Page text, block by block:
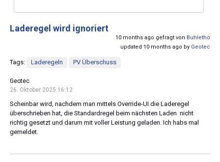
Laderegel wird ignoriert
10 months ago gefragt von Buhletho
updated 10 months ago by Geotec
Tags: Laderegeln PV Überschuss
Geotec
26. Oktober 2025 16:12
Scheinbar wird, nachdem man mittels Override-UI die Laderegel
überschrieben hat, die Standardregel beim nächsten Laden nicht
richtig gesetzt und darum mit voller Leistung geladen. Ich habs mal
gemeldet.